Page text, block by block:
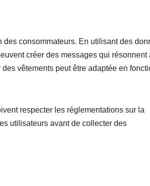
des consommateurs. En utilisant des
créer des messages qui résonnent
vêtements peut être adaptée en
respecter les réglementations sur la
utilisateurs avant de collecter des